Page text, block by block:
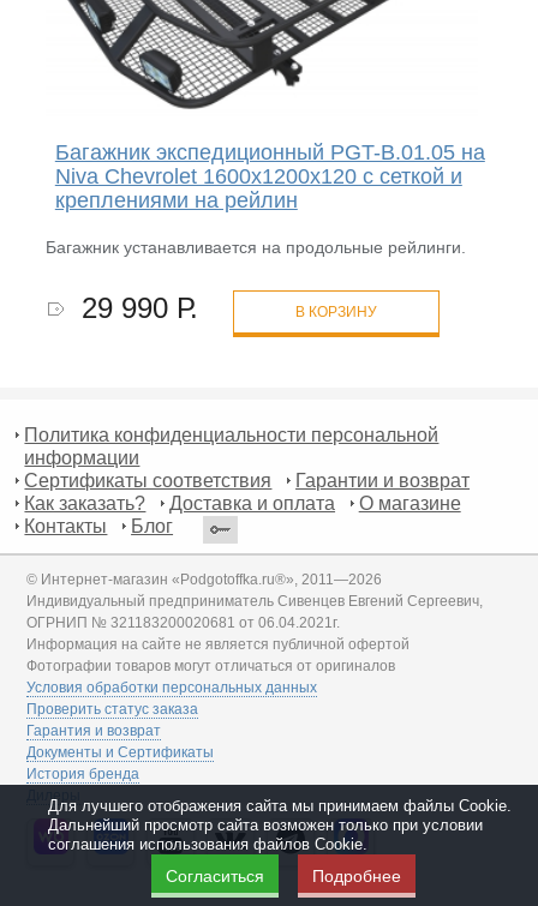
Багажник экспедиционный PGT-B.01.05 на
Niva Chevrolet 1600х1200х120 с сеткой и
креплениями на рейлин
Багажник устанавливается на продольные рейлинги.
29 990 Р. В КОРЗИНУ
Политика конфиденциальности персональной
информации
Сертификаты соответствия
Гарантии и возврат
Как заказать?
Доставка и оплата
О магазине
Контакты
Блог
© Интернет-магазин «Podgotoffka.ru®», 2011—2026
Индивидуальный предприниматель Сивенцев Евгений Сергеевич,
ОГРНИП № 321183200020681 от 06.04.2021г.
Информация на сайте не является публичной офертой
Фотографии товаров могут отличаться от оригиналов
Условия обработки персональных данных
Проверить статус заказа
Гарантия и возврат
Документы и Сертификаты
История бренда
Дилеры
Для лучшего отображения сайта мы принимаем файлы Cookie.
Дальнейший просмотр сайта возможен только при условии
соглашения использования файлов Cookie.
Согласиться Подробнее